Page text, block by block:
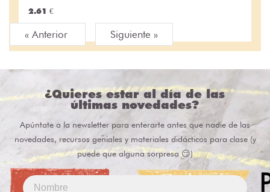
2.61 €
« Anterior Siguiente »
¿Quieres estar al día de las
últimas novedades?
Apúntate a la newsletter para enterarte antes que nadie de las
novedades, recursos geniales y materiales didácticos para clase (y
puede que alguna sorpresa 😏)